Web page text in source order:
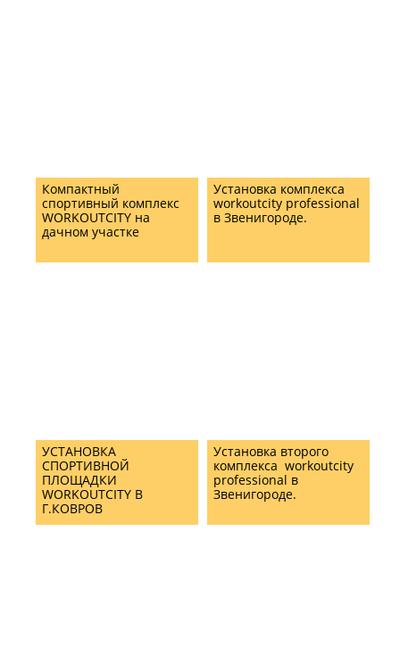
Компактный
спортивный комплекс
WORKOUTCITY на
дачном участке
Установка комплекса
workoutcity professional
в Звенигороде.
УСТАНОВКА
СПОРТИВНОЙ
ПЛОЩАДКИ
WORKOUTCITY В
Г.КОВРОВ
Установка второго
комплекса workoutcity
professional в
Звенигороде.